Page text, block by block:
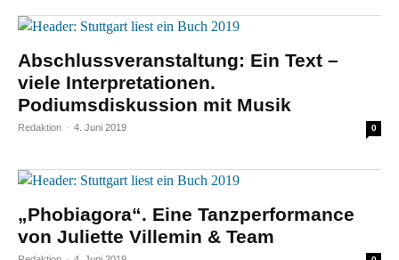
Abschlussveranstaltung: Ein Text –
viele Interpretationen.
Podiumsdiskussion mit Musik
Redaktion - 4. Juni 2019 0
„Phobiagora“. Eine Tanzperformance
von Juliette Villemin & Team